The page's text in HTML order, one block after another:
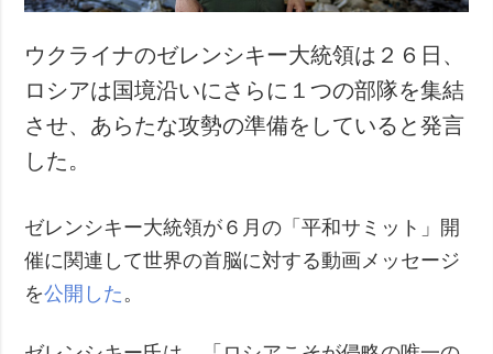
特集
インタビュー
写真
動画
購読
フォトバンク
ウクライナのゼレンシキー大統領は２６日、
ロシアは国境沿いにさらに１つの部隊を集結
させ、あらたな攻勢の準備をしていると発言
した。
ゼレンシキー大統領が６月の「平和サミット」開
催に関連して世界の首脳に対する動画メッセージ
を公開した 。